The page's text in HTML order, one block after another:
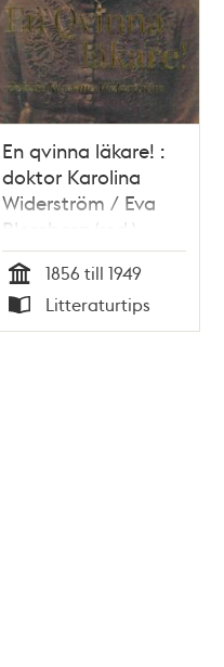
En qvinna läkare! :
doktor Karolina
Widerström / Eva
Blomberg (red.)
Tid
1856 till 1949
Typ
Litteraturtips